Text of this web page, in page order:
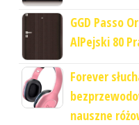
GGD Passo
AlPejski 80
Forever
nauszne